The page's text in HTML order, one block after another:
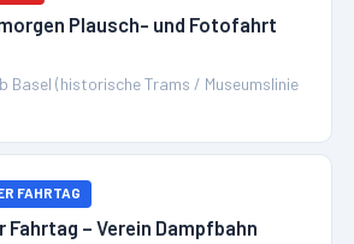
Plausch- und Fotofahrt
Basel (historische Trams / Museumslinie
FAHRTAG
Fahrtag – Verein Dampfbahn